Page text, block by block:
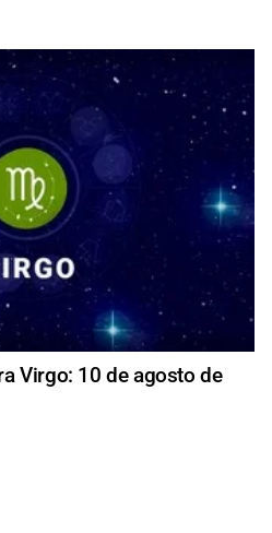
Virgo: 10 de agosto de